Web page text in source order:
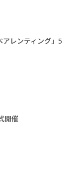
アレンティング」5
開催